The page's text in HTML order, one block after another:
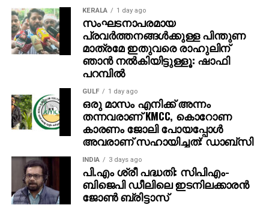
KERALA 1 day ago
സംഘടനാപരമായ
പ്രവര്‍ത്തനങ്ങള്‍ക്കുള്ള പിന്തുണ
മാത്രമേ ഇതുവരെ രാഹുലിന്
ഞാന്‍ നല്‍കിയിട്ടുള്ളൂ: ഷാഫി
പറമ്പില്‍
GULF 1 day ago
ഒരു മാസം എനിക്ക് അന്നം
തന്നവരാണ് KMCC, കൊറോണ
കാരണം ജോലി പോയപ്പോൾ
അവരാണ് സഹായിച്ചത്: ഡാബ്സി
INDIA 3 days ago
പി.എം ശ്രീ പദ്ധതി: സിപിഎം-
ബിജെപി ഡീലിലെ ഇടനിലക്കാരന്‍
ജോണ്‍ ബ്രിട്ടാസ്‌